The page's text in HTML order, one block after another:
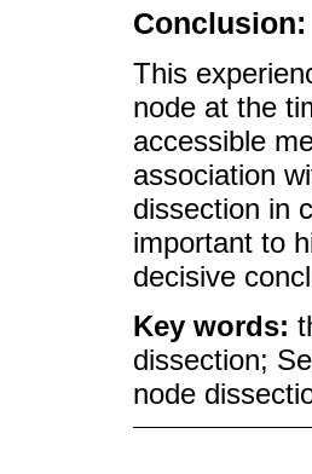
Conclusion:
This
node at the
accessible
association
dissection in
important to
decisive
Key words:
dissection;
node